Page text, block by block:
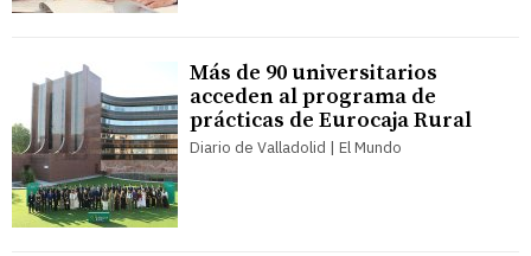
Más de 90 universitarios
acceden al programa de
prácticas de Eurocaja Rural
Diario de Valladolid | El Mundo